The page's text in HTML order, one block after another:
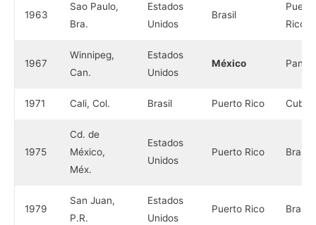
1963
Sao Paulo,
Bra.
Estados
Unidos
Brasil
Puerto
Rico
1967
Winnipeg,
Can.
Estados
Unidos
México
1971 Cali, Col. Brasil Puerto Rico Cuba
1975
Cd. de
México,
Méx.
Estados
Unidos
Puerto Rico Brasil
1979
San Juan,
P.R.
Estados
Unidos
Puerto Rico Brasil